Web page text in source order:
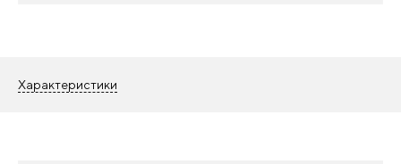
Характеристики